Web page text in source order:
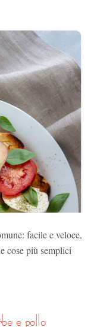
facile e veloce,
cose più semplici